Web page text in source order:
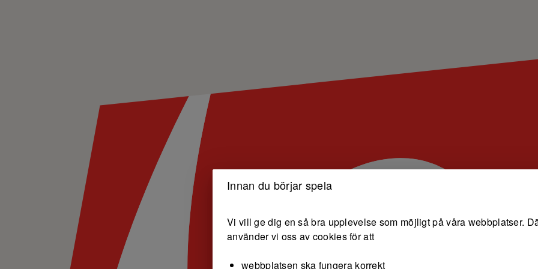
Innan du börjar spela
Vi vill ge dig en så bra upplevelse som möjligt på våra webbplatser.
använder vi oss av cookies för att
webbplatsen ska fungera korrekt